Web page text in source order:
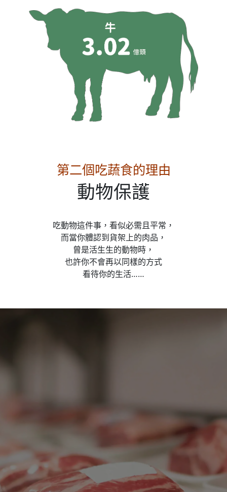
第二個吃蔬食的理由
動物保護
吃動物這件事，看似必需且平常，
而當你體認到貨架上的肉品，
曾是活生生的動物時，
也許你不會再以同樣的方式
看待你的生活……